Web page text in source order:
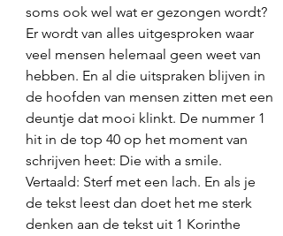
soms ook wel wat er gezongen wordt?
Er wordt van alles uitgesproken waar
veel mensen helemaal geen weet van
hebben. En al die uitspraken blijven in
de hoofden van mensen zitten met een
deuntje dat mooi klinkt. De nummer 1
hit in de top 40 op het moment van
schrijven heet: Die with a smile.
Vertaald: Sterf met een lach. En als je
de tekst leest dan doet het me sterk
denken aan de tekst uit 1 Korinthe